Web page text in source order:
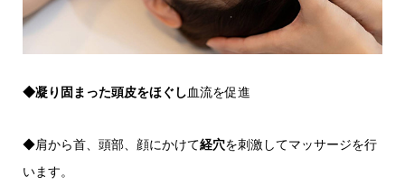
◆凝り固まった頭皮をほぐし 血流を促進
◆肩から首、頭部、顔にかけて経穴を刺激してマッサージを行
います。